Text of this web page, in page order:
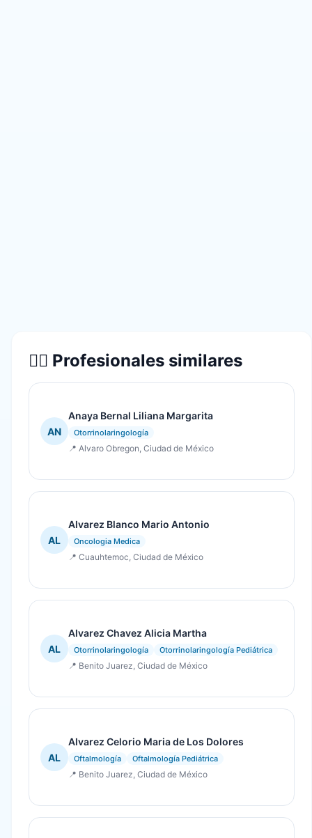
👨‍⚕️ Profesionales similares
AN
Anaya Bernal Liliana Margarita
Otorrinolaringología
📍 Alvaro Obregon, Ciudad de México
AL
Alvarez Blanco Mario Antonio
Oncologia Medica
📍 Cuauhtemoc, Ciudad de México
AL
Alvarez Chavez Alicia Martha
Otorrinolaringología Otorrinolaringología Pediátrica
📍 Benito Juarez, Ciudad de México
AL
Alvarez Celorio Maria de Los Dolores
Oftalmología Oftalmología Pediátrica
📍 Benito Juarez, Ciudad de México